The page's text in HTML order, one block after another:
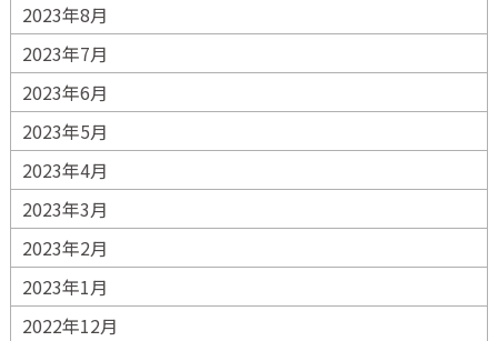
2023年8月
2023年7月
2023年6月
2023年5月
2023年4月
2023年3月
2023年2月
2023年1月
2022年12月